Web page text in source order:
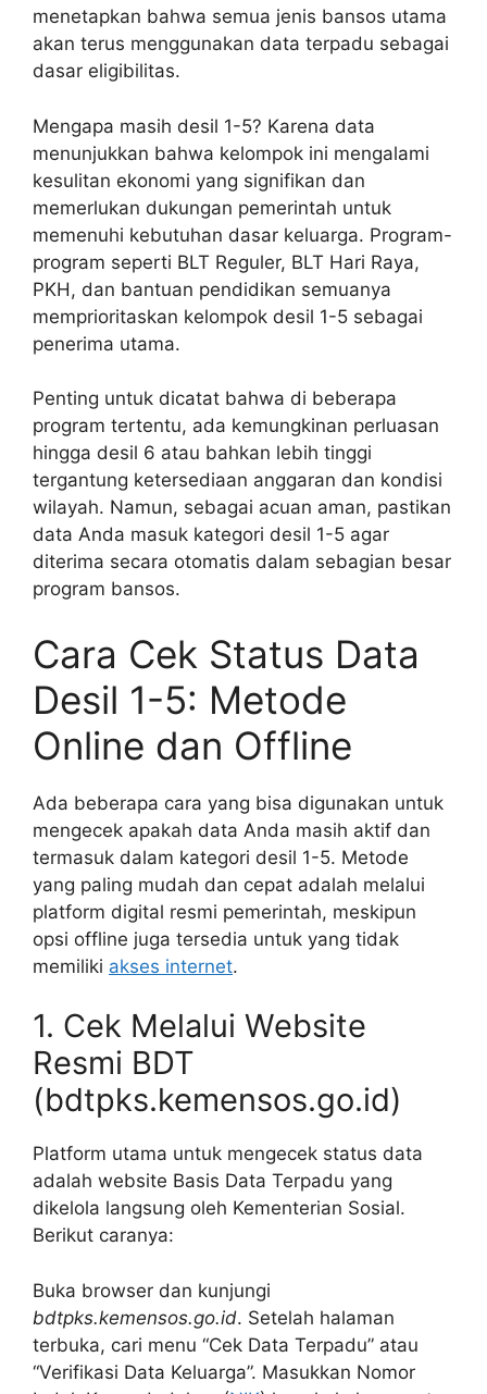
menetapkan bahwa semua jenis bansos utama
akan terus menggunakan data terpadu sebagai
dasar eligibilitas.
Mengapa masih desil 1-5? Karena data
menunjukkan bahwa kelompok ini mengalami
kesulitan ekonomi yang signifikan dan
memerlukan dukungan pemerintah untuk
memenuhi kebutuhan dasar keluarga. Program-
program seperti BLT Reguler, BLT Hari Raya,
PKH, dan bantuan pendidikan semuanya
memprioritaskan kelompok desil 1-5 sebagai
penerima utama.
Penting untuk dicatat bahwa di beberapa
program tertentu, ada kemungkinan perluasan
hingga desil 6 atau bahkan lebih tinggi
tergantung ketersediaan anggaran dan kondisi
wilayah. Namun, sebagai acuan aman, pastikan
data Anda masuk kategori desil 1-5 agar
diterima secara otomatis dalam sebagian besar
program bansos.
Cara Cek Status Data
Desil 1-5: Metode
Online dan Offline
Ada beberapa cara yang bisa digunakan untuk
mengecek apakah data Anda masih aktif dan
termasuk dalam kategori desil 1-5. Metode
yang paling mudah dan cepat adalah melalui
platform digital resmi pemerintah, meskipun
opsi offline juga tersedia untuk yang tidak
memiliki akses internet.
1. Cek Melalui Website
Resmi BDT
(bdtpks.kemensos.go.id)
Platform utama untuk mengecek status data
adalah website Basis Data Terpadu yang
dikelola langsung oleh Kementerian Sosial.
Berikut caranya:
Buka browser dan kunjungi
bdtpks.kemensos.go.id. Setelah halaman
terbuka, cari menu “Cek Data Terpadu” atau
“Verifikasi Data Keluarga”. Masukkan Nomor